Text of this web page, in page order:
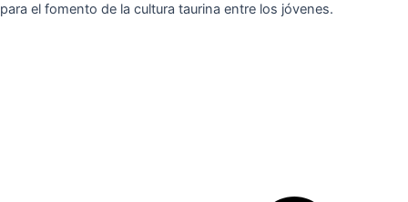
para el fomento de la cultura taurina entre los jóvenes.